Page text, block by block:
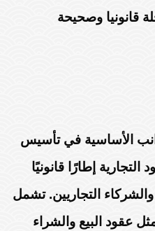
قانونيا وصحيحة
الأساسية في تأسيس
إطارًا قانونيًا
والشركاء التجاريين. تشمل
مثل عقود البيع والشراء